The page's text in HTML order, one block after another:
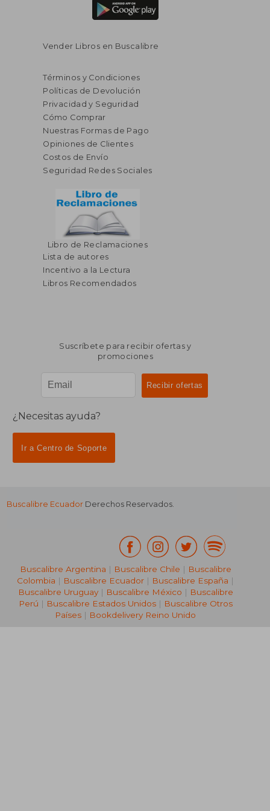
$ 58.06
$ 31.93
Vender Libros en Buscalibre
Términos y Condiciones
Políticas de Devolución
Privacidad y Seguridad
Cómo Comprar
Nuestras Formas de Pago
Opiniones de Clientes
Costos de Envío
Seguridad Redes Sociales
Libro de Reclamaciones
Lista de autores
Incentivo a la Lectura
Libros Recomendados
Suscríbete para recibir ofertas y
promociones
¿Necesitas ayuda?
Ir a Centro de Soporte
Buscalibre Ecuador Derechos Reservados.
Buscalibre Argentina | Buscalibre Chile | Buscalibre
Colombia | Buscalibre Ecuador | Buscalibre España |
Buscalibre Uruguay| Buscalibre México | Buscalibre
Perú | Buscalibre Estados Unidos| Buscalibre Otros
Países | Bookdelivery Reino Unido